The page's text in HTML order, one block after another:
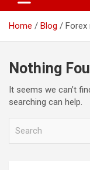
Home Blog Forex
Nothing
It seems we can’t
searching can help.